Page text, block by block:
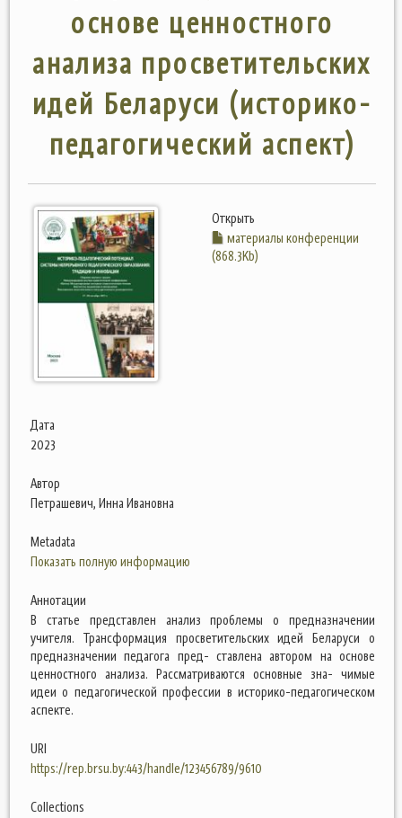
основе ценностного
анализа просветительских
идей Беларуси (историко-
педагогический аспект)
Открыть
материалы конференции
(868.3Kb)
Дата
2023
Автор
Петрашевич, Инна Ивановна
Metadata
Показать полную информацию
Аннотации
В статье представлен анализ проблемы о предназначении
учителя. Трансформация просветительских идей Беларуси о
предназначении педагога пред- ставлена автором на основе
ценностного анализа. Рассматриваются основные зна- чимые
идеи о педагогической профессии в историко-педагогическом
аспекте.
URI
https://rep.brsu.by:443/handle/123456789/9610
Collections